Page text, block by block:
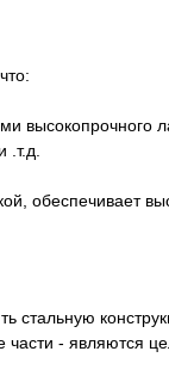
высокопрочного
обеспечивает
стальную
- являются